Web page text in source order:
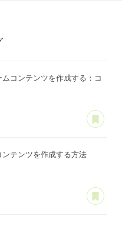
コンテンツを作成する：コ
テンツを作成する方法